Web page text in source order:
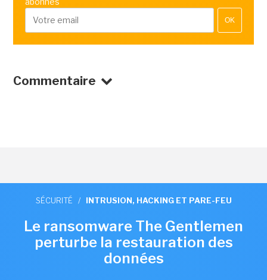
OK
Commentaire
SÉCURITÉ / INTRUSION, HACKING ET PARE-FEU
Le ransomware The Gentlemen
perturbe la restauration des
données